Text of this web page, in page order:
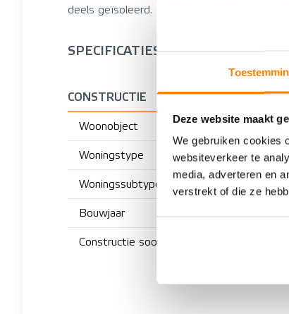
Deze website maakt
We gebruiken cookies
websiteverkeer te
media, adverteren en
verstrekt of die ze
deels geïsoleerd.
SPECIFICATIES
CONSTRUCTIE
Woonobject
Woningstype
Woningssubtype
Bouwjaar
Constructie soort